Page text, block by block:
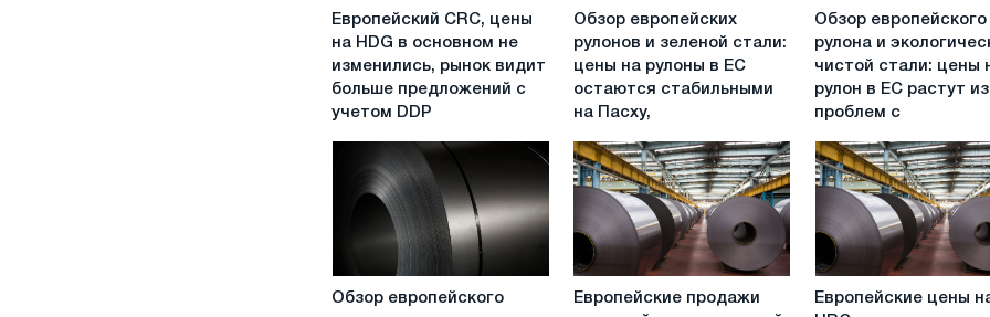
Европейский
CRC,
на
в
изменились,
предложений
Европейский CRC, цены
на HDG в основном не
изменились, рынок видит
больше предложений с
учетом DDP
Обзор
европейских
рулонов
и
зеленой
цены
на
рулоны
ЕС
остаются
стабильными
Обзор европейских
рулонов и зеленой стали:
цены на рулоны в ЕС
остаются стабильными
на Пасху,
Обзор
европейского
рулона
экологически
чистой
стали:
цены
ЕС
растут
из-
Обзор европейского
рулона и
чистой стали: цены
рулон в ЕС растут
проблем с
Обзор
европейского
Обзор европейского
Европейские
продажи
Европейские продажи
Европейские
цены
Европейские цены